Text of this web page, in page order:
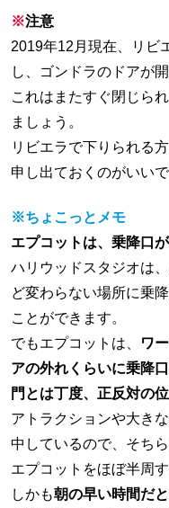
※注意
2019年12月現在、リビ
し、ゴンドラのドアが開
これはまたすぐ閉じら
ましょう。
リビエラで下りられる
申し出ておくのがいいで
※ちょこっとメモ
エプコットは、乗降口
ハリウッドスタジオは
ど変わらない場所に乗
ことができます。
でもエプコットは、
ワ
アの外れくらいに乗降
門とは丁度、正反対の
アトラクションや大き
中しているので、そち
エプコットをほぼ半周
しかも朝の早い時間だ